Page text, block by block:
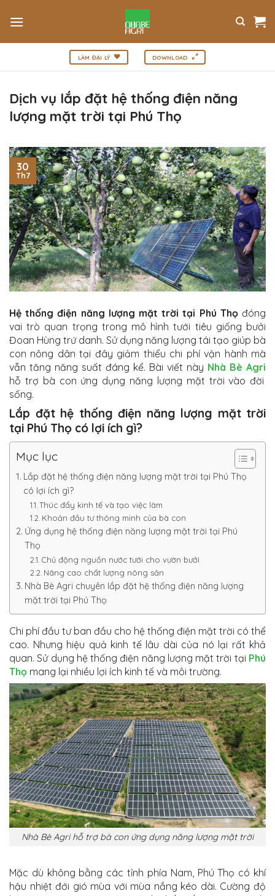
qua
nội
dung
LÀM ĐẠI LÝ DOWNLOAD
Dịch vụ lắp đặt hệ thống điện năng
lượng mặt trời tại Phú Thọ
30
Th7
Hệ thống điện năng lượng mặt trời tại Phú Thọ đóng
vai trò quan trọng trong mô hình tưới tiêu giống bưởi
Đoan Hùng trứ danh. Sử dụng năng lượng tái tạo giúp bà
con nông dân tại đây giảm thiểu chi phí vận hành mà
vẫn tăng năng suất đáng kể. Bài viết này Nhà Bè Agri
hỗ trợ bà con ứng dụng năng lượng mặt trời vào đời
sống.
Lắp đặt hệ thống điện năng lượng mặt trời
tại Phú Thọ có lợi ích gì?
Mục lục
Lắp đặt hệ thống điện năng lượng mặt trời tại Phú Thọ
có lợi ích gì?
Thúc đẩy kinh tế và tạo việc làm
Khoản đầu tư thông minh của bà con
Ứng dụng hệ thống điện năng lượng mặt trời tại Phú
Thọ
Chủ động nguồn nước tưới cho vườn bưởi
Nâng cao chất lượng nông sản
Nhà Bè Agri chuyên lắp đặt hệ thống điện năng lượng
mặt trời tại Phú Thọ
Chi phí đầu tư ban đầu cho hệ thống điện mặt trời có thể
cao. Nhưng hiệu quả kinh tế lâu dài của nó lại rất khả
quan. Sử dụng hệ thống điện năng lượng mặt trời tại Phú
Thọ mang lại nhiều lợi ích kinh tế và môi trường.
Nhà Bè Agri hỗ trợ bà con ứng dụng năng lượng mặt trời
Mặc dù không bằng các tỉnh phía Nam, Phú Thọ có khí
hậu nhiệt đới gió mùa với mùa nắng kéo dài. Cường độ